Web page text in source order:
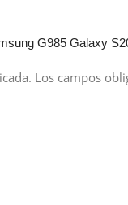
G985 Galaxy
Los campos